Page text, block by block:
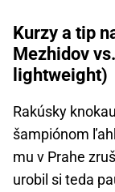
Kurzy a tip
Mezhidov
lightweight)
Rakúsky
šampiónom
mu v Prahe
urobil si teda